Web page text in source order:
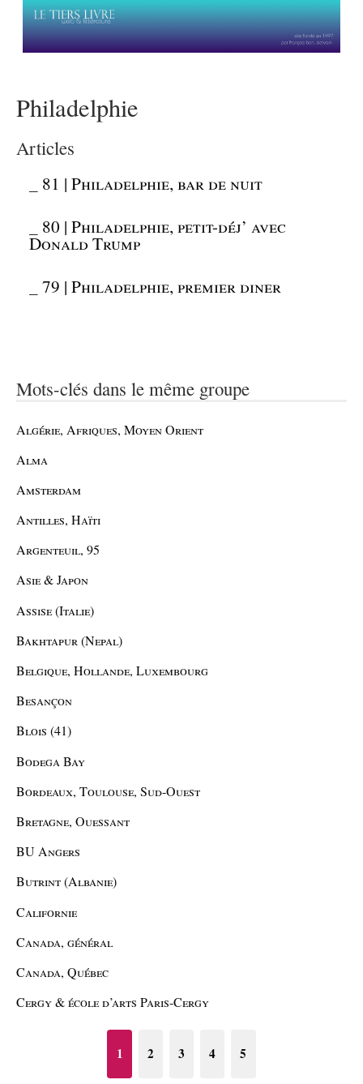
Philadelphie
Articles
81 | Philadelphie, bar de nuit
80 | Philadelphie, petit-déj’ avec
Donald Trump
_79 | Philadelphie, premier diner
Mots-clés dans le même groupe
Algérie, Afriques, Moyen Orient
Alma
Amsterdam
Antilles, Haïti
Argenteuil, 95
Asie & Japon
Assise (Italie)
Bakhtapur (Nepal)
Belgique, Hollande, Luxembourg
Besançon
Blois (41)
Bodega Bay
Bordeaux, Toulouse, Sud-Ouest
Bretagne, Ouessant
BU Angers
Butrint (Albanie)
Californie
Canada, général
Canada, Québec
Cergy & école d’arts Paris-Cergy
1 2 3 4 5